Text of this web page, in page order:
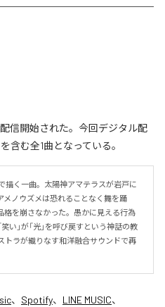
信開始された。今回デジタル配
含む全1曲となっている。
描く一曲。太陽神アマテラスが岩戸に
メノウズメは恐れることなく舞を踊
格を崩さなかった。愚かに見える行為
い」が「光」を呼び戻すという神話の教
トラが織りなす和洋融合サウンドで再
、 Spotify、 LINE MUSIC、